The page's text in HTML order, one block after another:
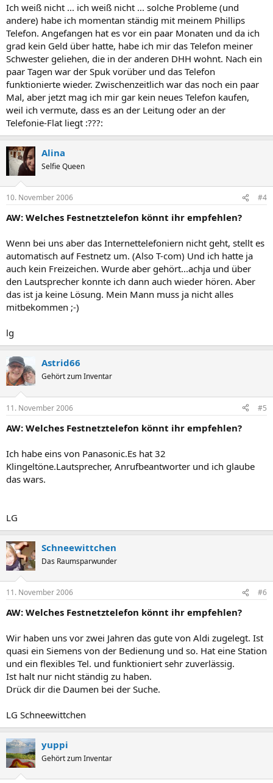
Ich weiß nicht ... ich weiß nicht ... solche Probleme (und
andere) habe ich momentan ständig mit meinem Phillips
Telefon. Angefangen hat es vor ein paar Monaten und da ich
grad kein Geld über hatte, habe ich mir das Telefon meiner
Schwester geliehen, die in der anderen DHH wohnt. Nach ein
paar Tagen war der Spuk vorüber und das Telefon
funktionierte wieder. Zwischenzeitlich war das noch ein paar
Mal, aber jetzt mag ich mir gar kein neues Telefon kaufen,
weil ich vermute, dass es an der Leitung oder an der
Telefonie-Flat liegt :???:
Alina
Selfie Queen
10. November 2006 #4
AW: Welches Festnetztelefon könnt ihr empfehlen?
Wenn bei uns aber das Internettelefoniern nicht geht, stellt es
automatisch auf Festnetz um. (Also T-com) Und ich hatte ja
auch kein Freizeichen. Wurde aber gehört...achja und über
den Lautsprecher konnte ich dann auch wieder hören. Aber
das ist ja keine Lösung. Mein Mann muss ja nicht alles
mitbekommen ;-)
lg
Astrid66
Gehört zum Inventar
11. November 2006 #5
AW: Welches Festnetztelefon könnt ihr empfehlen?
Ich habe eins von Panasonic.Es hat 32
Klingeltöne.Lautsprecher, Anrufbeantworter und ich glaube
das wars.
LG
Schneewittchen
Das Raumsparwunder
11. November 2006 #6
AW: Welches Festnetztelefon könnt ihr empfehlen?
Wir haben uns vor zwei Jahren das gute von Aldi zugelegt. Ist
quasi ein Siemens von der Bedienung und so. Hat eine Station
und ein flexibles Tel. und funktioniert sehr zuverlässig.
Ist halt nur nicht ständig zu haben.
Drück dir die Daumen bei der Suche.
LG Schneewittchen
yuppi
Gehört zum Inventar